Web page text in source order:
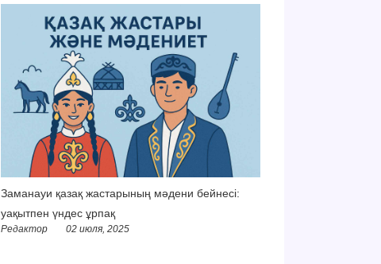
Заманауи қазақ жастарының мәдени бейнесі:
уақытпен үндес ұрпақ
Редактор 02 июля, 2025